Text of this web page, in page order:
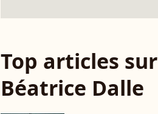
Top articles sur
Béatrice Dalle